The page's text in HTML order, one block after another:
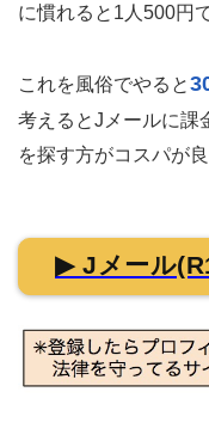
に慣れると1人500円
これを風俗でやると
考えるとJメールに課
を探す方がコスパが
▶ Jメール